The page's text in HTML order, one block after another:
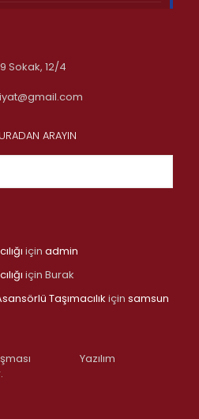
Sokak, 12/4
ARAYIN
için admin
için Burak
Taşımacılık için samsun
Yazılım